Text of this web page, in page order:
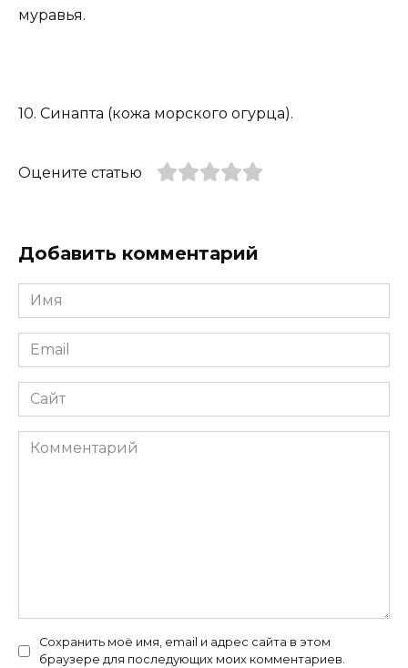
муравья.
10. Синапта (кожа морского огурца).
Оцените статью
Добавить комментарий
Имя
*
Email
*
Сайт
Комментарий
Сохранить моё имя, email и адрес сайта в этом
браузере для последующих моих комментариев.